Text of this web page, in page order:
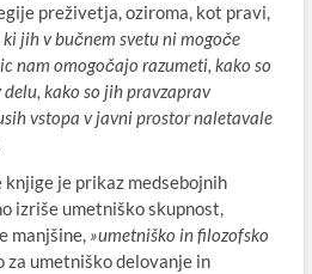
preživetja, oziroma, kot pravi,
jih v bučnem svetu ni mogoče
nam omogočajo razumeti, kako so
kako so jih pravzaprav
vstopa v javni prostor naletavale
knjige je prikaz medsebojnih
izriše umetniško skupnost,
manjšine, »umetniško in filozofsko
za umetniško delovanje in